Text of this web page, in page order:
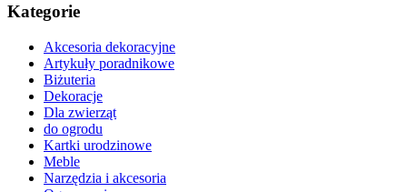
Kategorie
Akcesoria dekoracyjne
Artykuły poradnikowe
Biżuteria
Dekoracje
Dla zwierząt
do ogrodu
Kartki urodzinowe
Meble
Narzędzia i akcesoria